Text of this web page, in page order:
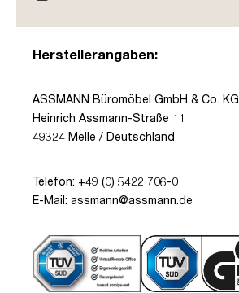
Herstellerangaben:
ASSMANN Büromöbel GmbH & Co. KG
Heinrich Assmann-Straße 11
49324 Melle / Deutschland
Telefon: +49 (0) 5422 706-0
E-Mail: assmann@assmann.de